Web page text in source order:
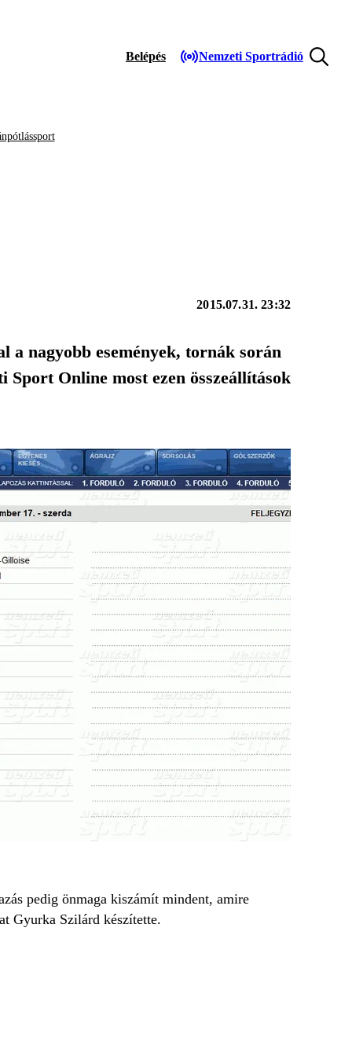
Belépés Nemzeti Sportrádió
2015.07.31. 23:32
nagyobb események, tornák során
Online most ezen összeállítások
pedig önmaga kiszámít mindent, amire
Gyurka Szilárd készítette.